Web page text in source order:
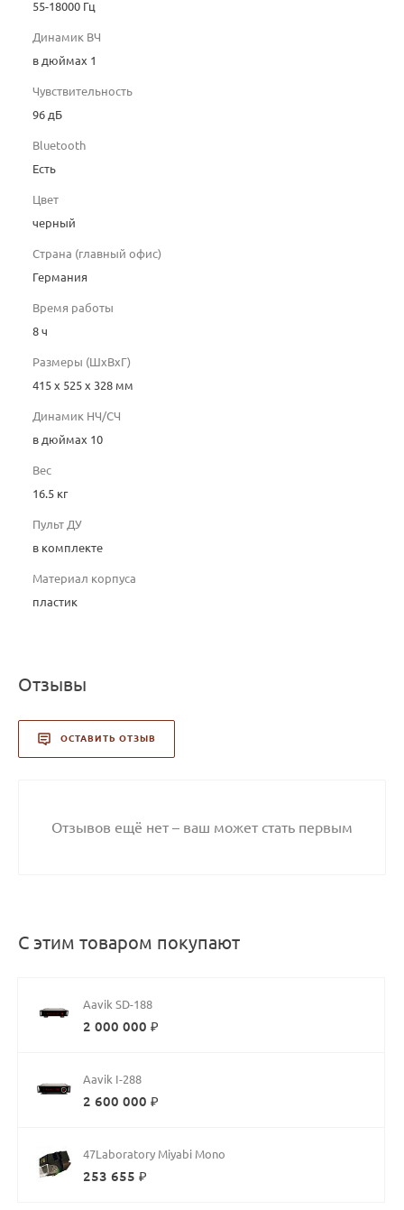
55-18000 Гц
Динамик ВЧ
в дюймах 1
Чувствительность
96 дБ
Bluetooth
Есть
Цвет
черный
Страна (главный офис)
Германия
Время работы
8 ч
Размеры (ШxВxГ)
415 x 525 x 328 мм
Динамик НЧ/СЧ
в дюймах 10
Вес
16.5 кг
Пульт ДУ
в комплекте
Материал корпуса
пластик
Отзывы
ОСТАВИТЬ ОТЗЫВ
Отзывов ещё нет – ваш может стать первым
С этим товаром покупают
Aavik SD-188
2 000 000 ₽
Aavik I-288
2 600 000 ₽
47Laboratory Miyabi Mono
253 655 ₽